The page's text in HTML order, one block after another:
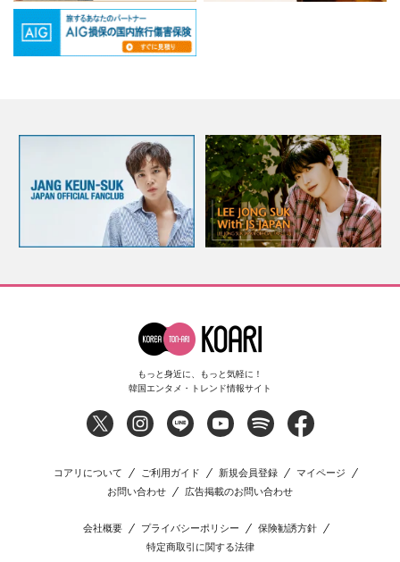
もっと身近に、もっと気軽に！
韓国エンタメ・トレンド情報サイト
コアリについて ご利用ガイド 新規会員登録
マイページ
お問い合わせ
広告掲載のお問い合わせ
会社概要 プライバシーポリシー
保険勧誘方針
特定商取引に関する法律